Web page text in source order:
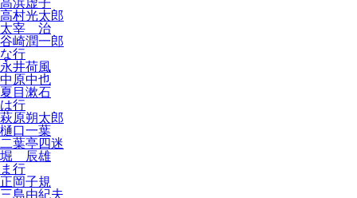
高浜虚子
高村光太郎
太宰 治
谷崎潤一郎
な行
永井荷風
中原中也
夏目漱石
は行
萩原朔太郎
樋口一葉
二葉亭四迷
堀 辰雄
ま行
正岡子規
三島由紀夫